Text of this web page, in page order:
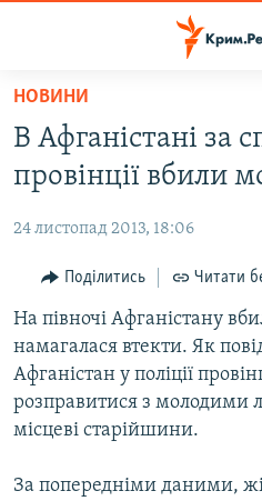
Перейти
основного
матеріалу
Перейти
до
навігації
Перейти
до
пошуку
НОВИНИ
ВОДА.КРИМ
ВІДЕО ТА ФОТО
ПОЛІТИКА
БЛОГИ
ПОГЛЯД
ІНТЕРВ'Ю
ВСЕ ЗА ДЕНЬ
СПЕЦПРОЕКТИ
ДЕПОРТАЦІЯ
ЯК ОБІЙТИ БЛОКУВАННЯ
НОВИНИ
В Афганістані за
провінції вбили
24 листопад 2013, 18:06
Поділитись Читати
На півночі Афганістану
намагалася втекти. Як
Афганістан у поліції
розправитися з молодими
місцеві старійшини.
За попередніми даними,